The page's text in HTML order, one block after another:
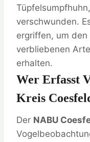
verschwunden.
ergriffen, um
verbliebenen
erhalten.
Wer Erfasst
Kreis
Der NABU